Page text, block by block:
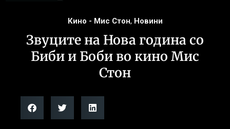
Кино - Мис Стон, Новини
Звуците на Нова година со
Биби и Боби во кино Мис
Стон